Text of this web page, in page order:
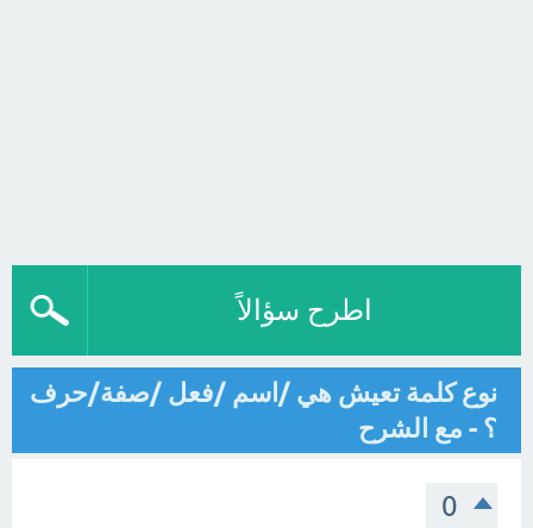
اطرح سؤالاً
نوع كلمة تعيش هي /اسم /فعل /صفة/حرف
؟ - مع الشرح
0